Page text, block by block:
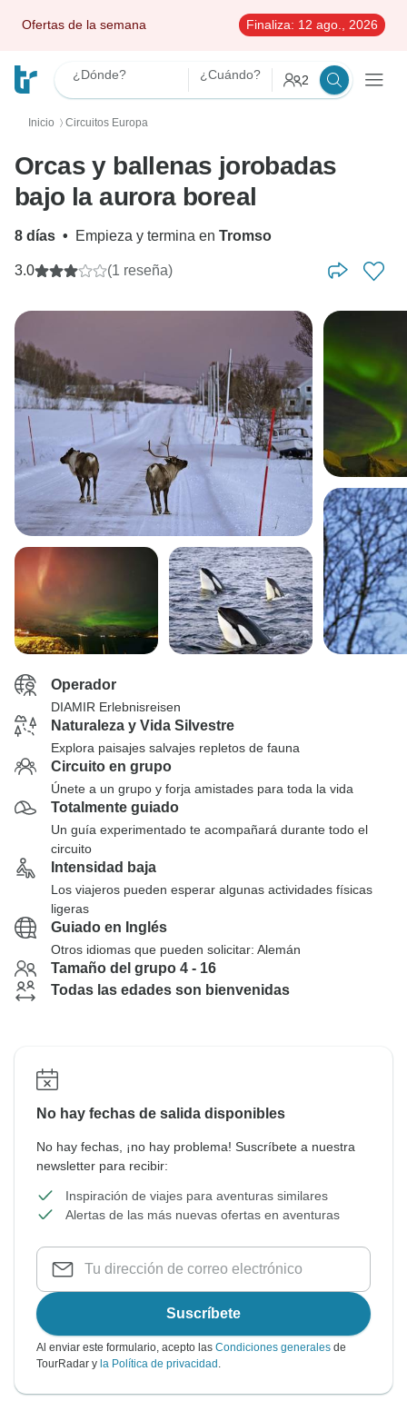
Ofertas de la semana Finaliza: 12 ago., 2026
¿Dónde? ¿Cuándo? 2
Inicio 〉 Circuitos Europa
Orcas y ballenas jorobadas
bajo la aurora boreal
8 días • Empieza y termina en Tromso
3.0 (1 reseña)
Operador
DIAMIR Erlebnisreisen
Naturaleza y Vida Silvestre
Explora paisajes salvajes repletos de fauna
Circuito en grupo
Únete a un grupo y forja amistades para toda la vida
Totalmente guiado
Un guía experimentado te acompañará durante todo el
circuito
Intensidad baja
Los viajeros pueden esperar algunas actividades físicas
ligeras
Guiado en Inglés
Otros idiomas que pueden solicitar: Alemán
Tamaño del grupo 4 - 16
Todas las edades son bienvenidas
No hay fechas de salida disponibles
No hay fechas, ¡no hay problema! Suscríbete a nuestra
newsletter para recibir:
Inspiración de viajes para aventuras similares
Alertas de las más nuevas ofertas en aventuras
Suscríbete
Al enviar este formulario, acepto las Condiciones generales de
TourRadar y la Política de privacidad .